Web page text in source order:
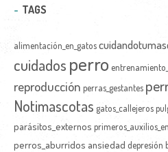
TAGS
alimentación_en_gatos
cuidados perro
reproducción perras_gestantes
Notimascotas gatos_callejeros
parásitos_externos
perros_aburridos ansiedad depresión